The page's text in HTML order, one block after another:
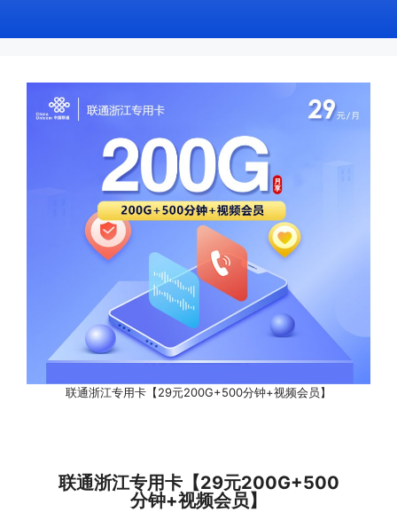
联通浙江专用卡【29元200G+500分钟+视频会员】
联通浙江专用卡【29元200G+500
分钟+视频会员】